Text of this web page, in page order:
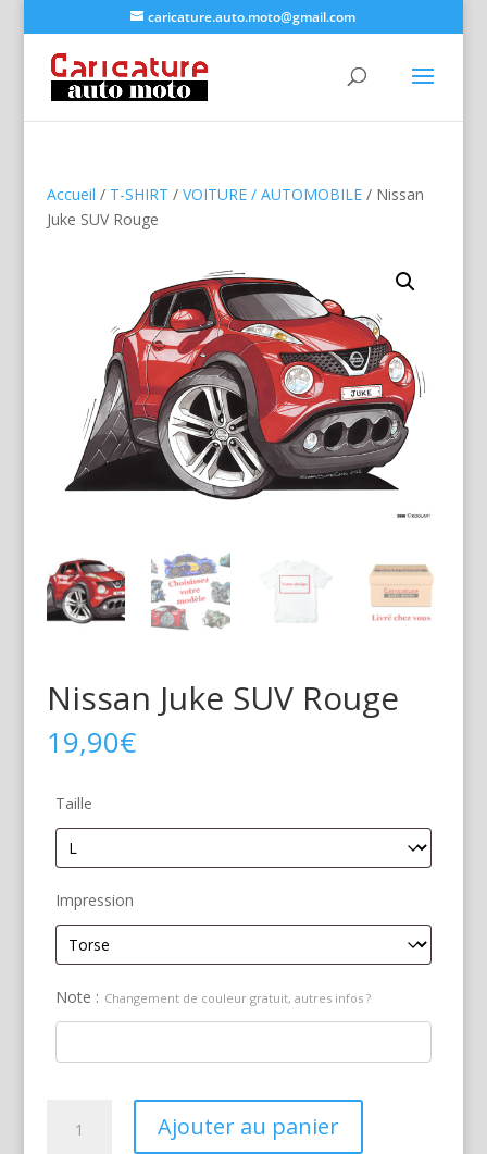
caricature.auto.moto@gmail.com
Accueil / T-SHIRT / VOITURE / AUTOMOBILE/ Nissan
Juke SUV Rouge
Nissan Juke SUV Rouge
19,90€
Taille
Impression
Note : Changement de couleur gratuit, autres infos ?
Ajouter au panier